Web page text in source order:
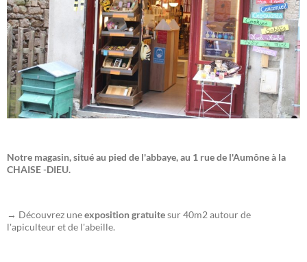
Notre magasin, situé au pied de l'abbaye, au 1 rue de l'Aumône à la
CHAISE -DIEU.
→ Découvrez uneexposition gratuitesur 40m2 autour de
l'apiculteur et de l'abeille.